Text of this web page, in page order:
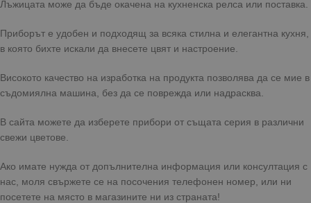
Лъжицата може да бъде окачена на кухненска релса или поставка.
Приборът е удобен и подходящ за всяка стилна и елегантна кухня,
в която бихте искали да внесете цвят и настроение.
Високото качество на изработка на продукта позволява да се мие в
съдомиялна машина, без да се поврежда или надрасква.
В сайта можете да изберете прибори от същата серия в различни
свежи цветове.
Ако имате нужда от допълнителна информация или консултация с
нас, моля свържете се на посочения телефонен номер, или ни
посетете на място в магазините ни из страната!